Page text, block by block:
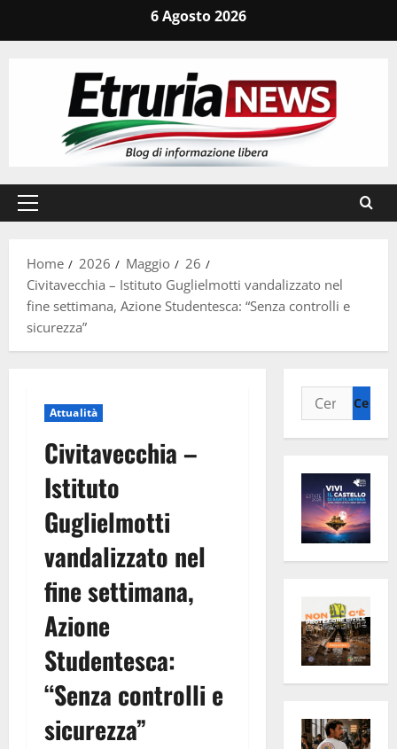
6 Agosto 2026
Menu
Home
2026 Maggio
26
Civitavecchia – Istituto Guglielmotti vandalizzato nel
fine settimana, Azione Studentesca: “Senza controlli e
sicurezza”
Attualità
Civitavecchia –
Istituto
Guglielmotti
vandalizzato nel
fine settimana,
Azione
Studentesca:
“Senza controlli e
sicurezza”
Ricerca
per: